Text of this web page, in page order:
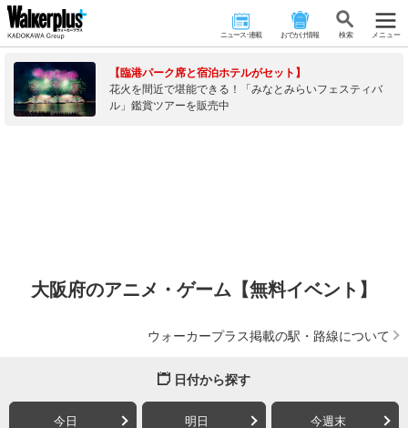
ニュース･連載 おでかけ情報 検 索 メニュー
【臨港パーク席と宿泊ホテルがセット】
花火を間近で堪能できる！「みなとみらいフェスティバ
ル」鑑賞ツアーを販売中
大阪府のアニメ・ゲーム【無料イベント】
ウォーカープラス掲載の駅・路線について
日付から探す
今日 明日 今週末